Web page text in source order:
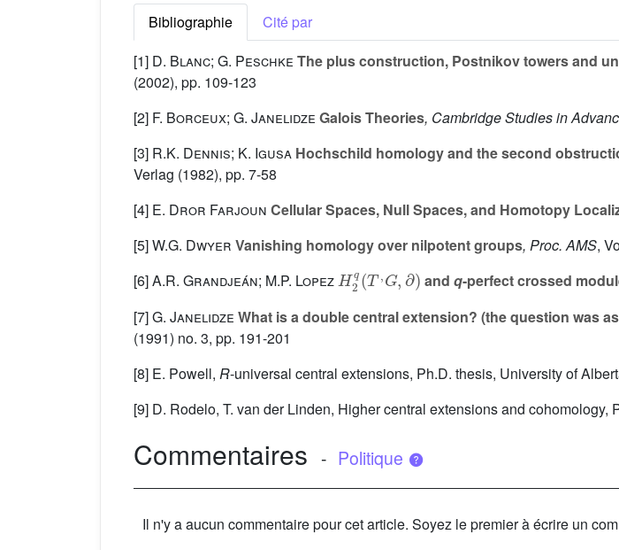
Bibliographie
Cité par
[1] D. Blanc; G. Peschke The plus construction, Postnikov towers and
(2002), pp. 109-123
[2] F. Borceux; G. Janelidze Galois Theories, Cambridge Studies in
[3] R.K. Dennis; K. Igusa Hochschild homology and the second
Verlag (1982), pp. 7-58
[4] E. Dror Farjoun Cellular Spaces, Null Spaces, and Homotopy
[5]W.G. Dwyer Vanishing homology over nilpotent groups, Proc. AMS,
[6]A.R. Grandjeán; M.P. Lopez
2 q ∂)
and q-perfect crossed
[7]G. Janelidze What is a double central extension? (the question was
(1991) no. 3, pp. 191-201
[8] E. Powell, R-universal central extensions, Ph.D. thesis, University of
[9] D. Rodelo, T. van der Linden, Higher central extensions and
Commentaires - Politique
Il n'y a aucun commentaire pour cet article. Soyez le premier à écrire un